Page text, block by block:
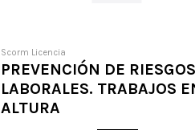
Scorm Licencia
PREVENCIÓN DE RIESGOS
LABORALES. TRABAJOS
ALTURA